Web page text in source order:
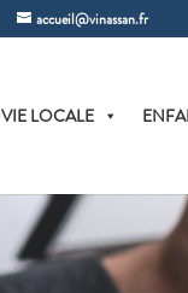
accueil@vinassan.fr
VIE LOCALE